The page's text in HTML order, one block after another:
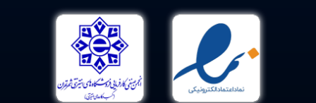
مطالعات مشاهده کردند که افرادی که قهوه بیشتری مینوشند
و کافئین مصرف میکنند 23-50٪ خطر کمتری در ابتلا به این
بیماری دارند.